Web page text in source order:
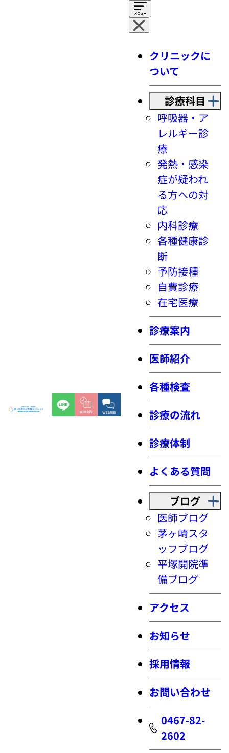
クリニックに
ついて
診療科目
呼吸器・ア
レルギー診
療
発熱・感染
症が疑われ
る方への対
応
内科診療
各種健康診
断
予防接種
自費診療
在宅医療
診療案内
医師紹介
各種検査
診療の流れ
診療体制
よくある質問
ブログ
医師ブログ
茅ヶ崎スタ
ッフブログ
平塚開院準
備ブログ
アクセス
お知らせ
採用情報
お問い合わせ
0467-82-
2602